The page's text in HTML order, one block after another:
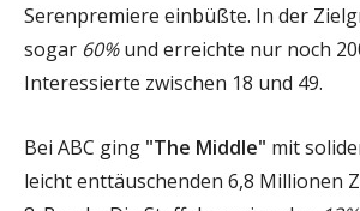
Serenpremiere einbüßte. In der
sogar 60%und erreichte nur noch
Interessierte zwischen 18 und 49.
Bei ABC ging "The Middle" mit
leicht enttäuschenden 6,8 Millionen